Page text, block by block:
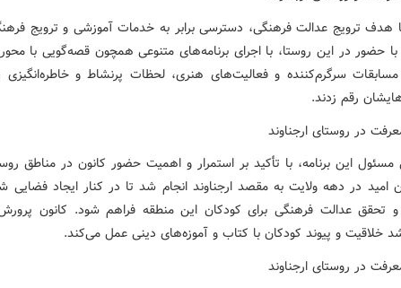
هدف ترویج عدالت فرهنگی، دسترسی برابر به خدمات آموزشی و ترویج
حضور در این روستا، با اجرای برنامه‌های متنوعی همچون قصه‌گویی با
سرگرم‌کننده و فعالیت‌های هنری، لحظات پرنشاط و خاطره‌انگیزی
رقم زدند.
مسئول این برنامه، با تأکید بر استمرار و اهمیت حضور کانون در مناطق
امید در دهه ولایت به مقصد ارجناوند انجام شد تا در کنار ایجاد فضایی
تحقق عدالت فرهنگی برای کودکان این منطقه فراهم شود. کانون
خلاقیت و پیوند کودکان با کتاب و آموزه‌های دینی عمل می‌کند.